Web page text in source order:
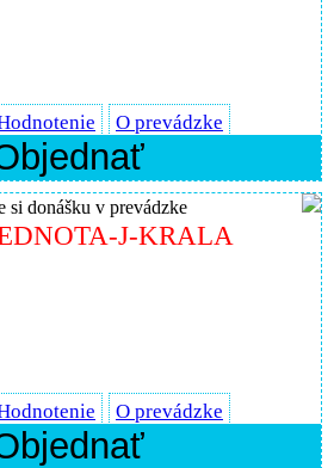
O prevádzke
si donášku v prevádzke
J-KRALA
O prevádzke